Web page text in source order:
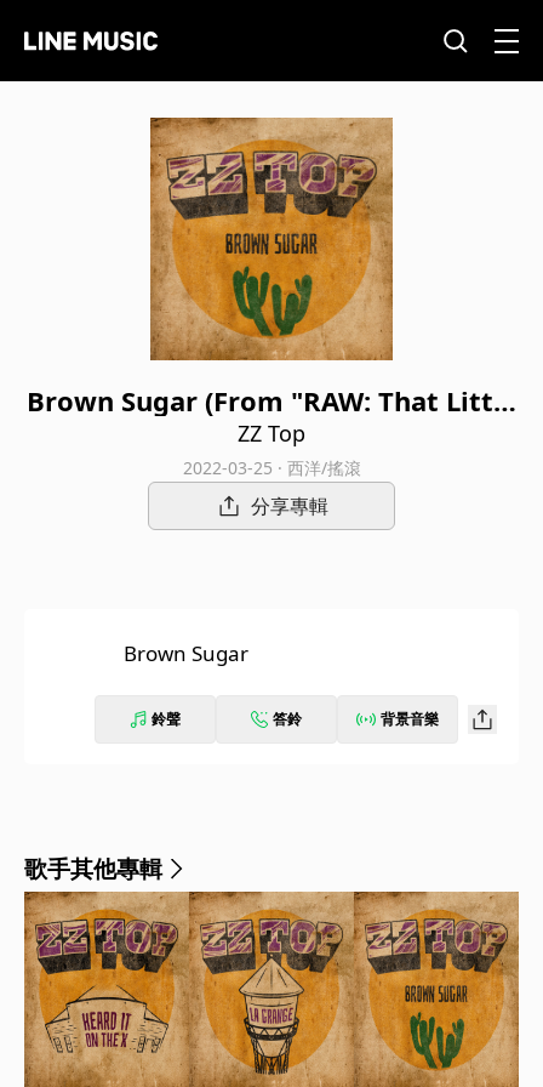
Brown Sugar (From "RAW: That Little
Ol' Band From Texas" Original Sound
track)
ZZ Top
2022-03-25 · 西洋/搖滾
分享專輯
Brown Sugar
鈴聲 答鈴 背景音樂
歌手其他專輯